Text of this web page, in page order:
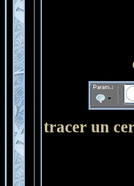
tracer un